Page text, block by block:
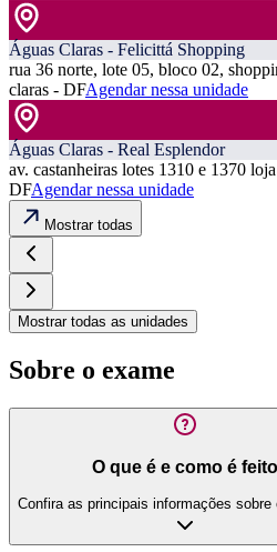
Águas Claras - Felicittá Shopping
rua 36 norte, lote 05, bloco 02,
claras - DFAgendar nessa unidade
Águas Claras - Real Esplendor
av. castanheiras lotes 1310 e 1370
DFAgendar nessa unidade
Mostrar todas
Mostrar todas as unidades
Sobre o exame
O que é e como é feito
Confira as principais informações sobre